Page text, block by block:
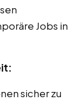
Jobs in
sicher zu